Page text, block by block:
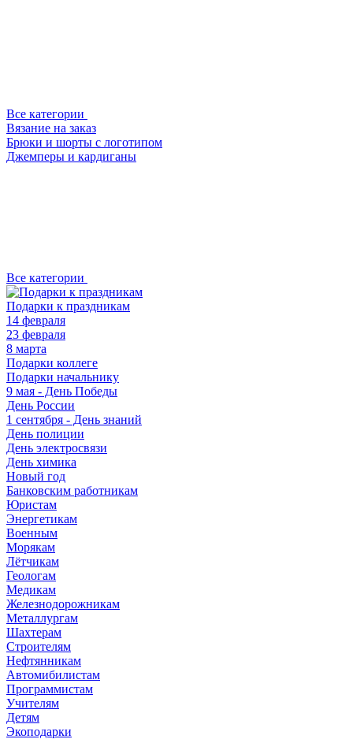
Все категории
Вязание на заказ
Брюки и шорты с логотипом
Джемперы и кардиганы
Все категории
Подарки к праздникам
14 февраля
23 февраля
8 марта
Подарки коллеге
Подарки начальнику
9 мая - День Победы
День России
1 сентября - День знаний
День полиции
День электросвязи
День химика
Новый год
Банковским работникам
Юристам
Энергетикам
Военным
Морякам
Лётчикам
Геологам
Медикам
Железнодорожникам
Металлургам
Шахтерам
Строителям
Нефтянникам
Автомибилистам
Программистам
Учителям
Детям
Экоподарки